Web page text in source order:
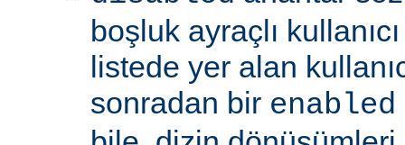
boşluk ayraçlı
listede yer alan
sonradan bir enabled